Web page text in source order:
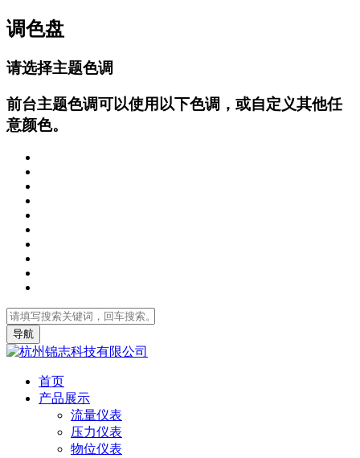
调色盘
请选择主题色调
前台主题色调可以使用以下色调，或自定义其他任
意颜色。
导航
首页
产品展示
流量仪表
压力仪表
物位仪表